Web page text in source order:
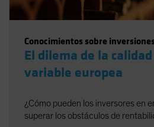
Conocimientos sobre
El dilema de la
variable europea
¿Cómo pueden los inversores en
superar los obstáculos de